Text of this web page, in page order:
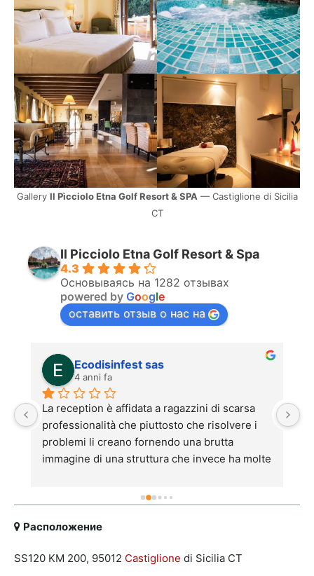
Gallery Il Pìcciolo Etna Golf Resort & SPA— Castiglione di Sicilia
CT
Il Picciolo Etna Golf Resort & Spa
4.3
Основываясь на 1282 отзывах
powered by Google
оставить отзыв о нас на
Ecodisinfest sas
4 anni fa
La reception è affidata a ragazzini di scarsa
professionalità che piuttosto che risolvere i
problemi li creano fornendo una brutta
immagine di una struttura che invece ha molte
visita di una struttura, se non funziona si
scoraggiano i clienti che in un posto di quella
levatura si aspettano garbo, professionalità e
vigilare.
Расположение
SS120 KM 200, 95012 Castiglione di Sicilia CT